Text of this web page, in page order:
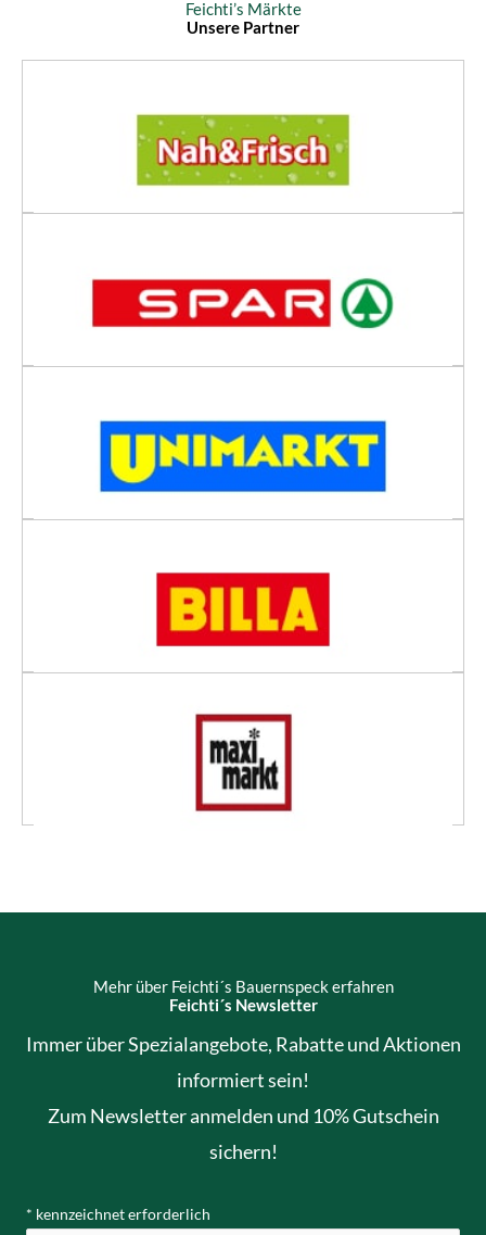
Feichti’s Märkte
Unsere Partner
Mehr über Feichti´s Bauernspeck erfahren
Feichti´s Newsletter
Immer über Spezialangebote, Rabatte und Aktionen
informiert sein!
Zum Newsletter anmelden und 10% Gutschein
sichern!
* kennzeichnet erforderlich